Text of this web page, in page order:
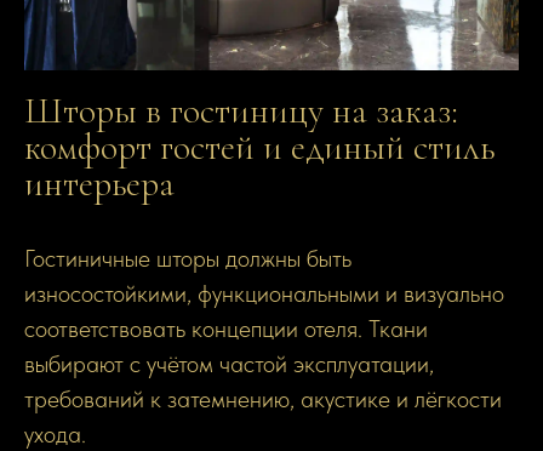
Шторы в гостиницу на заказ:
комфорт гостей и единый стиль
интерьера
Гостиничные шторы должны быть
износостойкими, функциональными и визуально
соответствовать концепции отеля. Ткани
выбирают с учётом частой эксплуатации,
требований к затемнению, акустике и лёгкости
ухода.